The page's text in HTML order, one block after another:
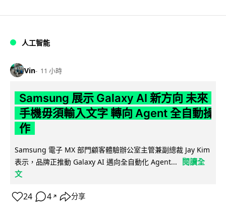
人工智能
Vin 11 小時
Samsung 展示 Galaxy AI 新方向 未來
手機毋須輸入文字 轉向 Agent 全自動操
作
Samsung 電子 MX 部門顧客體驗辦公室主管兼副總裁 Jay Kim
表示，品牌正推動 Galaxy AI 邁向全自動化 Agent...
閱讀全
文
24 4 ↗ 分享